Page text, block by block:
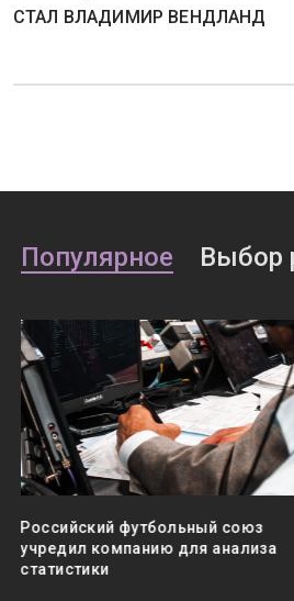
СТАЛ ВЛАДИМИР ВЕНДЛАНД
Популярное Выбор
Российский футбольный союз
учредил компанию для анализа
статистики